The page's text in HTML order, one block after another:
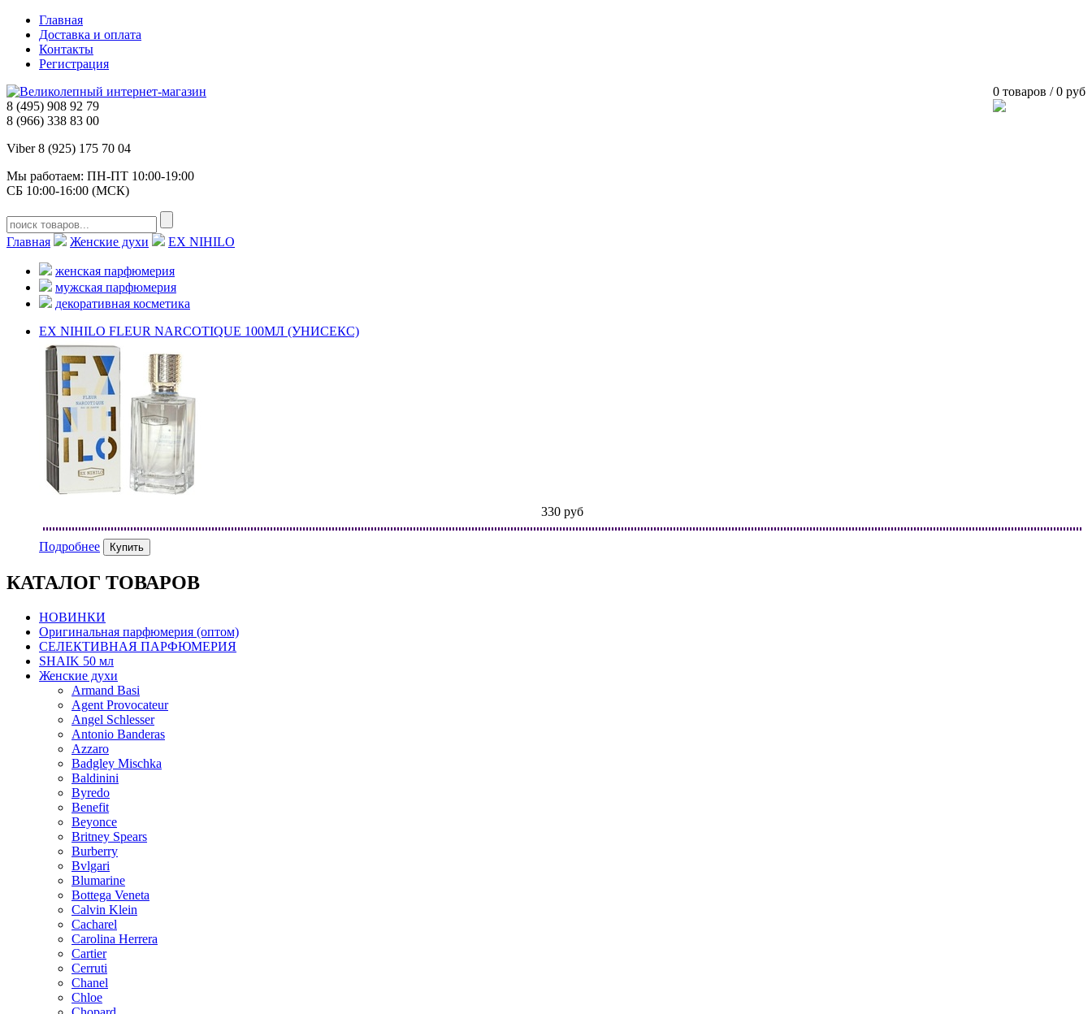
Главная
Доставка и оплата
Контакты
Регистрация
0 товаров / 0 руб
8 (495) 908 92 79
8 (966) 338 83 00
Viber 8 (925) 175 70 04
Мы работаем: ПН-ПТ 10:00-19:00
СБ 10:00-16:00 (МСК)
Главная Женские духи EX NIHILO
женская парфюмерия
мужская парфюмерия
декоративная косметика
EX NIHILO FLEUR NARCOTIQUE 100МЛ (УНИСЕКС)
330 руб
Подробнее
КАТАЛОГ ТОВАРОВ
НОВИНКИ
Оригинальная парфюмерия (оптом)
СЕЛЕКТИВНАЯ ПАРФЮМЕРИЯ
SHAIK 50 мл
Женские духи
Armand Basi
Agent Provocateur
Angel Schlesser
Antonio Banderas
Azzaro
Badgley Mischka
Baldinini
Byredo
Benefit
Beyonce
Britney Spears
Burberry
Bvlgari
Blumarine
Bottega Veneta
Calvin Klein
Cacharel
Carolina Herrera
Cartier
Cerruti
Chanel
Chloe